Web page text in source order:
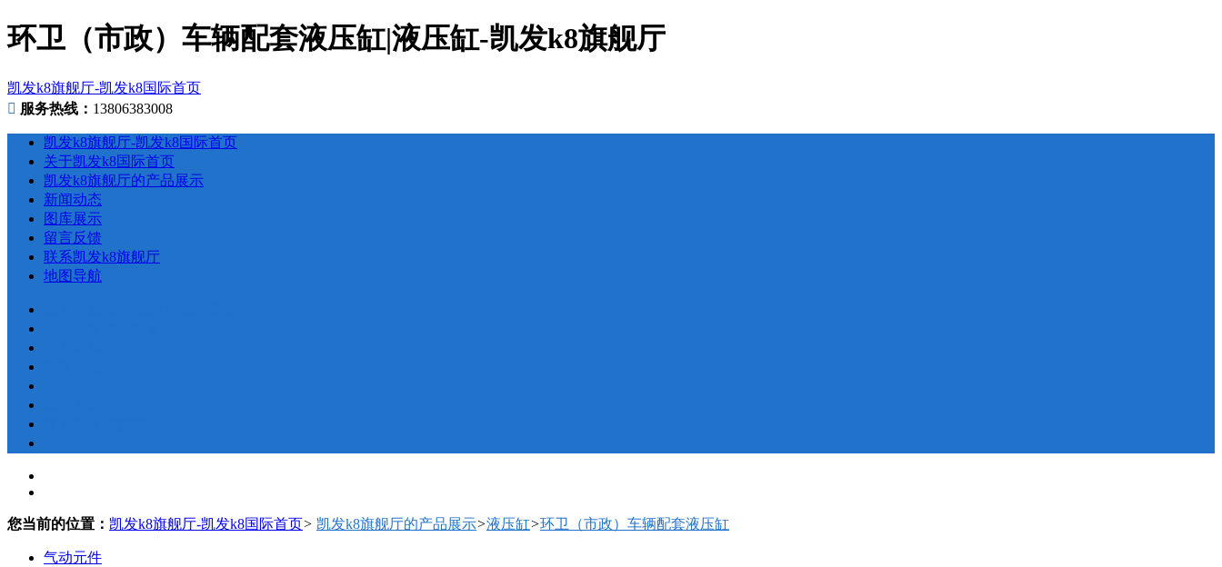
环卫（市政）车辆配套液压缸|液压缸-凯发k8旗舰厅
凯发k8旗舰厅-凯发k8国际首页
服务热线： 13806383008
凯发k8旗舰厅-凯发k8国际首页
关于凯发k8国际首页
凯发k8旗舰厅的产品展示
新闻动态
图库展示
留言反馈
联系凯发k8旗舰厅
地图导航
您当前的位置： 凯发k8旗舰厅-凯发k8国际首页> 凯发k8旗舰厅的产品展示>液压缸>环卫（市政）车辆配套液压缸
气动元件